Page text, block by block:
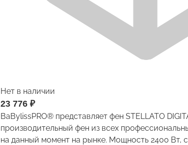
Нет в наличии
23 776 ₽
BaBylissPRO® представляет фен STELLATO
производительный фен из всех
на данный момент на рынке. Мощность 2400 Вт,